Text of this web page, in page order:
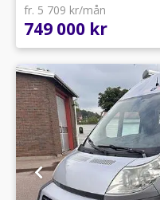
fr. 5 709 kr/mån
749 000 kr